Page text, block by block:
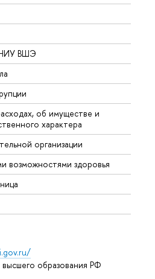
НИУ ВШЭ
об имуществе и
характера
организации
возможностями здоровья
образования РФ